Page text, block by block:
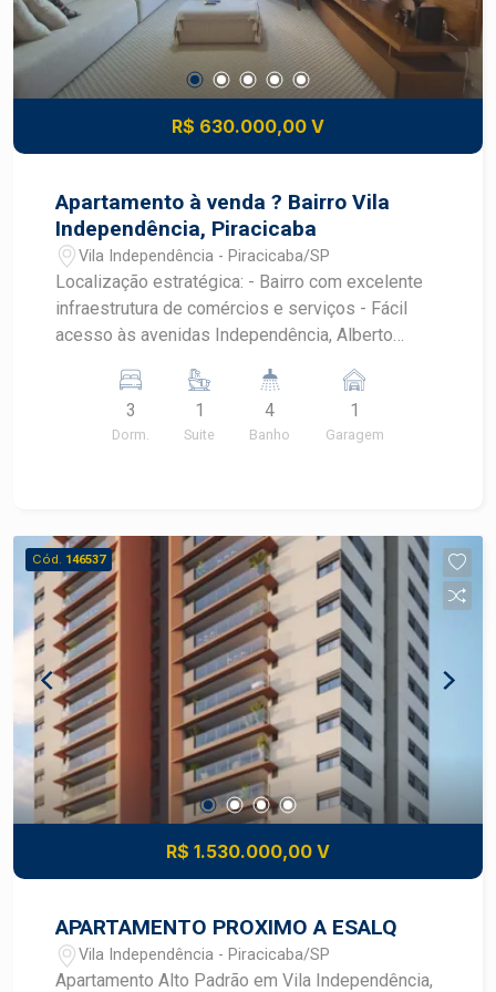
R$ 630.000,00 V
Apartamento à venda ? Bairro Vila
Independência, Piracicaba
Vila Independência - Piracicaba/SP
Localização estratégica: - Bairro com excelente
infraestrutura de comércios e serviços - Fácil
acesso às avenidas Independência, Alberto
ao Centro e pontos como: - Lojas Americanas -
McDonald`s - Oba Hortifruti - Droga Raia, entre
social com gabinete e box de vidro - Lavabo -
Banheiro de serviço - Ambientes internos: - Sala
de estar - Sala de jantar - Varanda com linda vista
- Cozinha planejada com armários - Lavanderia
com armários - Quarto de serviço com armário -
Garagem: - 1 vaga
3
Dorm.
1
Suite
4
Banho
1
Garagem
Cód. 146537
R$ 1.530.000,00 V
APARTAMENTO PROXIMO A ESALQ
Vila Independência - Piracicaba/SP
Apartamento Alto Padrão em Vila Independência,